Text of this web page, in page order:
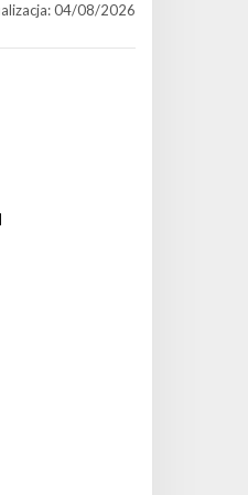
04/08/2026